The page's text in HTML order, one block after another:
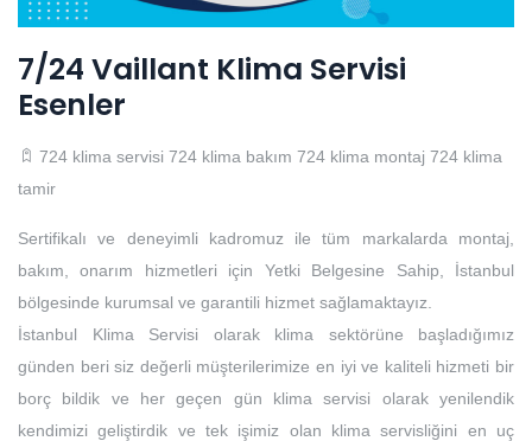
7/24 Vaillant Klima Servisi
Esenler
724 klima servisi 724 klima bakım 724 klima montaj 724 klima
tamir
Sertifikalı ve deneyimli kadromuz ile tüm markalarda montaj,
bakım, onarım hizmetleri için Yetki Belgesine Sahip, İstanbul
bölgesinde kurumsal ve garantili hizmet sağlamaktayız.
İstanbul Klima Servisi olarak klima sektörüne başladığımız
günden beri siz değerli müşterilerimize en iyi ve kaliteli hizmeti bir
borç bildik ve her geçen gün klima servisi olarak yenilendik
kendimizi geliştirdik ve tek işimiz olan klima servisliğini en uç